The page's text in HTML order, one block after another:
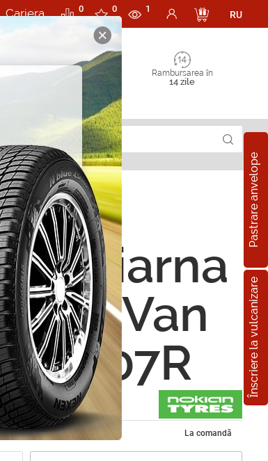
Cariera 0 0 1
RU
Rambursarea în
14 zile
Pastrare anvelope
Înscriere la vulcanizare
de iarna
C Van
107R
60 R17
La comandă